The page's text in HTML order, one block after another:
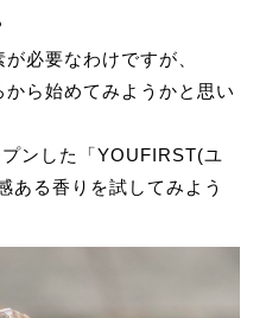
必要なわけですが、
ら始めてみようかと思い
ンした「YOUFIRST(ユ
ある香りを試してみよう